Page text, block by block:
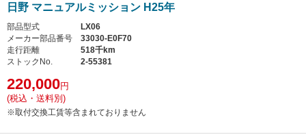
日野 マニュアルミッション H25年
部品型式
LX06
メーカー部品番号
33030-E0F70
走行距離
518千km
ストックNo.
2-55381
220,000円
(税込・送料別)
※取付交換工賃等含まれておりません